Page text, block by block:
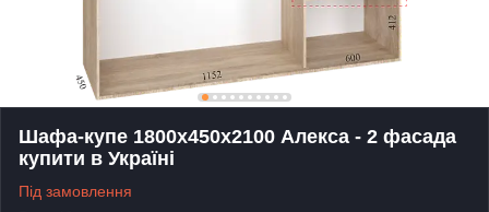
Шафа-купе 1800х450х2100 Алекса - 2 фасада
купити в Україні
Під замовлення